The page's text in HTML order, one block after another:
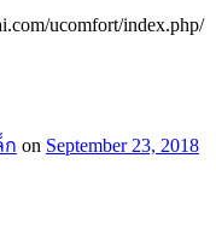
ucomfort/index.php/
ก on September 23, 2018